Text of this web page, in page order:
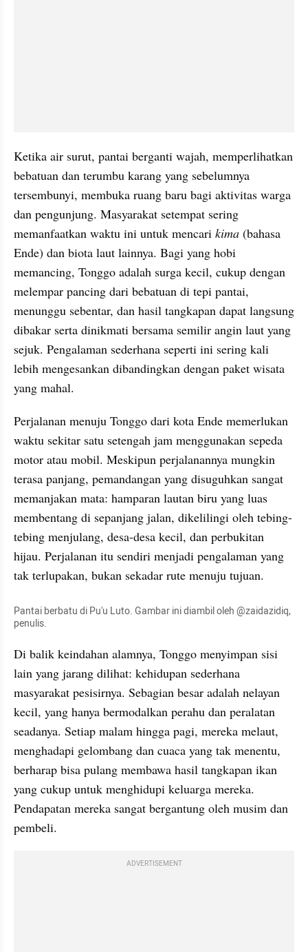
Ketika air surut, pantai berganti wajah, memperlihatkan
bebatuan dan terumbu karang yang sebelumnya
tersembunyi, membuka ruang baru bagi aktivitas warga
dan pengunjung. Masyarakat setempat sering
memanfaatkan waktu ini untuk mencari kima (bahasa
Ende) dan biota laut lainnya. Bagi yang hobi
memancing, Tonggo adalah surga kecil, cukup dengan
melempar pancing dari bebatuan di tepi pantai,
menunggu sebentar, dan hasil tangkapan dapat langsung
dibakar serta dinikmati bersama semilir angin laut yang
sejuk. Pengalaman sederhana seperti ini sering kali
lebih mengesankan dibandingkan dengan paket wisata
yang mahal.
Perjalanan menuju Tonggo dari kota Ende memerlukan
waktu sekitar satu setengah jam menggunakan sepeda
motor atau mobil. Meskipun perjalanannya mungkin
terasa panjang, pemandangan yang disuguhkan sangat
memanjakan mata: hamparan lautan biru yang luas
membentang di sepanjang jalan, dikelilingi oleh tebing-
tebing menjulang, desa-desa kecil, dan perbukitan
hijau. Perjalanan itu sendiri menjadi pengalaman yang
tak terlupakan, bukan sekadar rute menuju tujuan.
Pantai berbatu di Pu'u Luto. Gambar ini diambil oleh @zaidazidiq,
penulis.
Di balik keindahan alamnya, Tonggo menyimpan sisi
lain yang jarang dilihat: kehidupan sederhana
masyarakat pesisirnya. Sebagian besar adalah nelayan
kecil, yang hanya bermodalkan perahu dan peralatan
seadanya. Setiap malam hingga pagi, mereka melaut,
menghadapi gelombang dan cuaca yang tak menentu,
berharap bisa pulang membawa hasil tangkapan ikan
yang cukup untuk menghidupi keluarga mereka.
Pendapatan mereka sangat bergantung oleh musim dan
pembeli.
ADVERTISEMENT